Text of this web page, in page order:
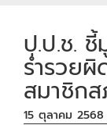
ป.ป.ช.
ร่ำรวย
สมาชิก
15 ตุลาคม 2568